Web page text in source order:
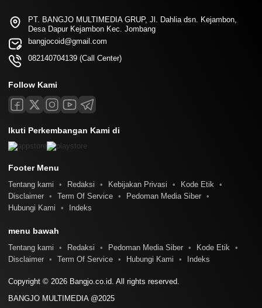
PT. BANGJO MULTIMEDIA GRUP, Jl. Dahlia dsn. Kejambon,
Desa Dapur Kejambon Kec. Jombang
bangjocoid@gmail.com
082140704139 (Call Center)
Follow Kami
Ikuti Perkembangan Kami di
Footer Menu
Tentang kami Redaksi Kebijakan Privasi
Kode Etik
Disclaimer
Term Of Service
Pedoman Media Siber
Hubungi Kami
Indeks
menu bawah
Tentang kami Redaksi Pedoman Media Siber
Kode Etik
Disclaimer
Term Of Service Hubungi Kami Indeks
Copyright © 2026 Bangjo.co.id. All rights reserved.
BANGJO MULTIMEDIA @2025